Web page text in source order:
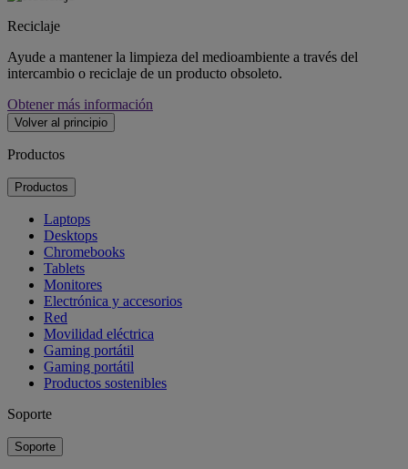
Reciclaje
Ayude a mantener la limpieza del medioambiente a través del
intercambio o reciclaje de un producto obsoleto.
Obtener más información
Volver al principio
Productos
Productos
Laptops
Desktops
Chromebooks
Tablets
Monitores
Electrónica y accesorios
Red
Movilidad eléctrica
Gaming portátil
Gaming portátil
Productos sostenibles
Soporte
Soporte